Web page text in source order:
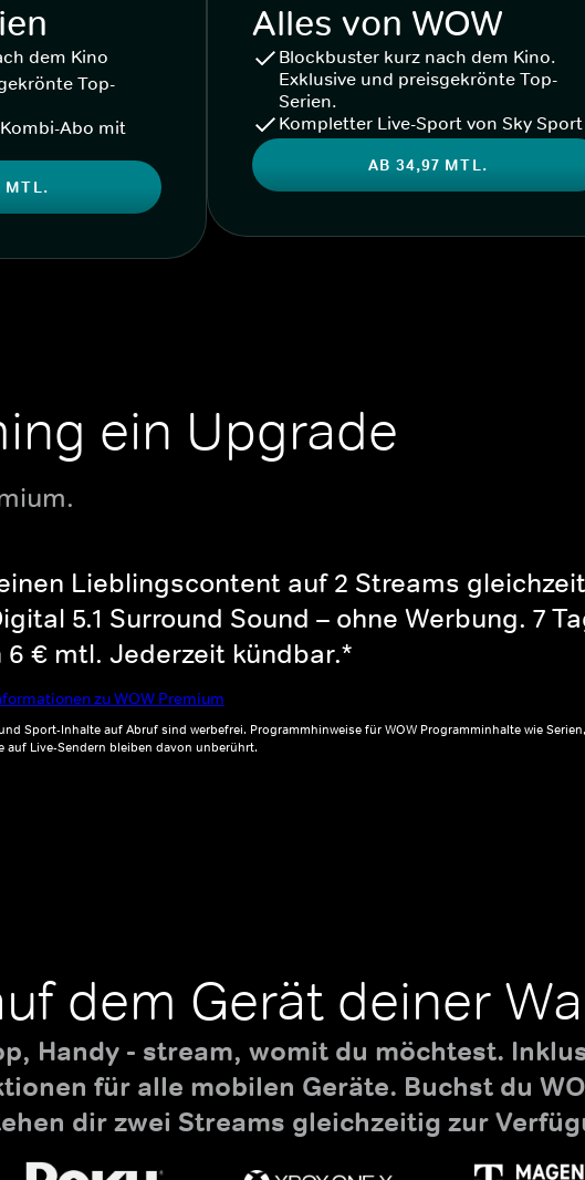
dem Kino
Top-
Abo mit
MTL.
Alles von WOW
Blockbuster kurz nach dem Kino.
Exklusive und preisgekrönte Top-
Serien.
Kompletter Live-Sport von Sky Sport
AB 34,97 MTL.
ein Upgrade
Lieblingscontent auf 2 Streams
5.1 Surround Sound – ohne Werbung. 7
6 € mtl. Jederzeit kündbar.*
zu WOW Premium
Sport-Inhalte auf Abruf sind werbefrei. Programmhinweise für WOW Programminhalte wie
auf Live-Sendern bleiben davon unberührt.
dem Gerät deiner
Handy - stream, womit du möchtest.
für alle mobilen Geräte. Buchst du
dir zwei Streams gleichzeitig zur